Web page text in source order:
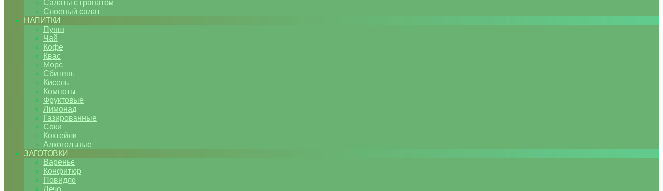
Салаты с гранатом
Слоеный салат
НАПИТКИ
Пунш
Чай
Кофе
Квас
Морс
Сбитень
Кисель
Компоты
Фруктовые
Лимонад
Газированные
Соки
Коктейли
Алкогольные
ЗАГОТОВКИ
Варенье
Конфитюр
Повидло
Лечо